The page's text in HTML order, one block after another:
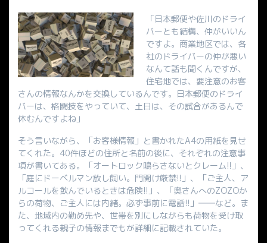
「日本郵便や佐川のドライ
バーとも結構、仲がいいん
ですよ。商業地区では、各
社のドライバーの仲が悪い
なんて話も聞くんですが、
住宅地では、要注意のお客
さんの情報なんかを交換しているんです。日本郵便のドライ
バーは、格闘技をやっていて、土日は、その試合があるんで
休むんですよね」
そう言いながら、「お客様情報」と書かれたA4の用紙を見せ
てくれた。40件ほどの住所と名前の後に、それぞれの注意事
項が書いてある。「オートロック鳴らさないとクレーム!!」、
「庭にドーベルマン放し飼い。門開け厳禁!!」、「ご主人、ア
ルコールを飲んでいるときは危険!!」、「奥さんへのZOZOか
らの荷物、ご主人には内緒。必ず事前に電話!!」――など。ま
た、地域内の勤め先や、世帯を別にしながらも荷物を受け取
ってくれる親子の情報までもが詳細に記載されていた。